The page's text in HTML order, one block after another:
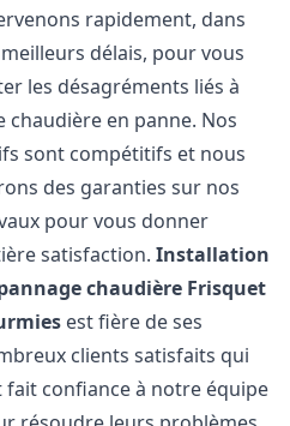
rapidement, dans
délais, pour vous
les désagréments liés à
chaudière en panne. Nos
sont compétitifs et nous
des garanties sur nos
pour vous donner
satisfaction.Installation
chaudière Frisquet
est fière de ses
clients satisfaits qui
fait confiance à notre équipe